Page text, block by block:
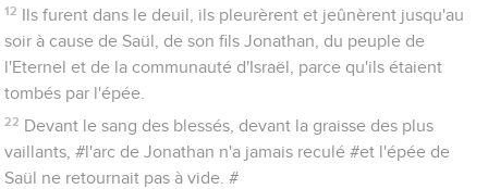
12
Ils furent dans le deuil, ils pleurèrent et jeûnèrent jusqu'au
soir à cause de Saül, de son fils Jonathan, du peuple de
l'Eternel et de la communauté d'Israël, parce qu'ils étaient
tombés par l'épée.
22 Devant le sang des blessés, devant la graisse des plus
vaillants, #l'arc de Jonathan n'a jamais reculé #et l'épée de
Saül ne retournait pas à vide. #